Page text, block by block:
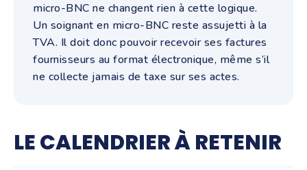
micro-BNC ne changent rien à cette logique.
Un soignant en micro-BNC reste assujetti à la
TVA. Il doit donc pouvoir recevoir ses factures
fournisseurs au format électronique, même s’il
ne collecte jamais de taxe sur ses actes.
LE CALENDRIER À RETENIR